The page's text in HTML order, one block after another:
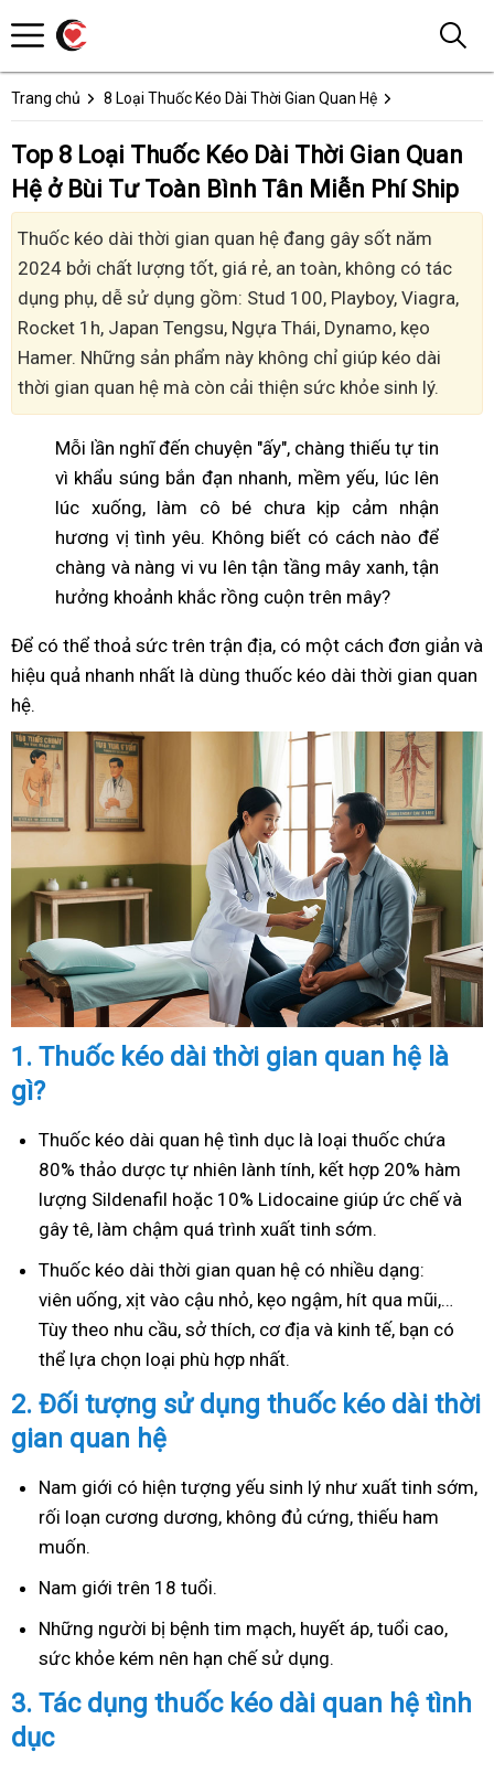
Trang chủ 8 Loại Thuốc Kéo Dài Thời Gian Quan Hệ
Top 8 Loại Thuốc Kéo Dài Thời Gian Quan
Hệ ở Bùi Tư Toàn Bình Tân Miễn Phí Ship
Thuốc kéo dài thời gian quan hệ đang gây sốt năm
2024 bởi chất lượng tốt, giá rẻ, an toàn, không có tác
dụng phụ, dễ sử dụng gồm: Stud 100, Playboy, Viagra,
Rocket 1h, Japan Tengsu, Ngựa Thái, Dynamo, kẹo
Hamer. Những sản phẩm này không chỉ giúp kéo dài
thời gian quan hệ mà còn cải thiện sức khỏe sinh lý.
Mỗi lần nghĩ đến chuyện "ấy", chàng thiếu tự tin
vì khẩu súng bắn đạn nhanh, mềm yếu, lúc lên
lúc xuống, làm cô bé chưa kịp cảm nhận
hương vị tình yêu. Không biết có cách nào để
chàng và nàng vi vu lên tận tầng mây xanh, tận
hưởng khoảnh khắc rồng cuộn trên mây?
Để có thể thoả sức trên trận địa, có một cách đơn giản và
hiệu quả nhanh nhất là dùng thuốc kéo dài thời gian quan
hệ.
1. Thuốc kéo dài thời gian quan hệ là
gì?
Thuốc kéo dài quan hệ tình dục là loại thuốc chứa
80% thảo dược tự nhiên lành tính, kết hợp 20% hàm
lượng Sildenafil hoặc 10% Lidocaine giúp ức chế và
gây tê, làm chậm quá trình xuất tinh sớm.
Thuốc kéo dài thời gian quan hệ có nhiều dạng:
viên uống, xịt vào cậu nhỏ, kẹo ngậm, hít qua mũi,…
Tùy theo nhu cầu, sở thích, cơ địa và kinh tế, bạn có
thể lựa chọn loại phù hợp nhất.
2. Đối tượng sử dụng thuốc kéo dài thời
gian quan hệ
Nam giới có hiện tượng yếu sinh lý như xuất tinh sớm,
rối loạn cương dương, không đủ cứng, thiếu ham
muốn.
Nam giới trên 18 tuổi.
Những người bị bệnh tim mạch, huyết áp, tuổi cao,
sức khỏe kém nên hạn chế sử dụng.
3. Tác dụng thuốc kéo dài quan hệ tình
dục